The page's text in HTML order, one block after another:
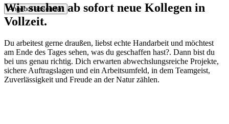
Wir suchen ab sofort neue Kollegen in
Vollzeit.
Du arbeitest gerne draußen, liebst echte Handarbeit und möchtest
am Ende des Tages sehen, was du geschaffen hast?. Dann bist du
bei uns genau richtig. Dich erwarten abwechslungsreiche Projekte,
sichere Auftragslagen und ein Arbeitsumfeld, in dem Teamgeist,
Zuverlässigkeit und Freude an der Natur zählen.